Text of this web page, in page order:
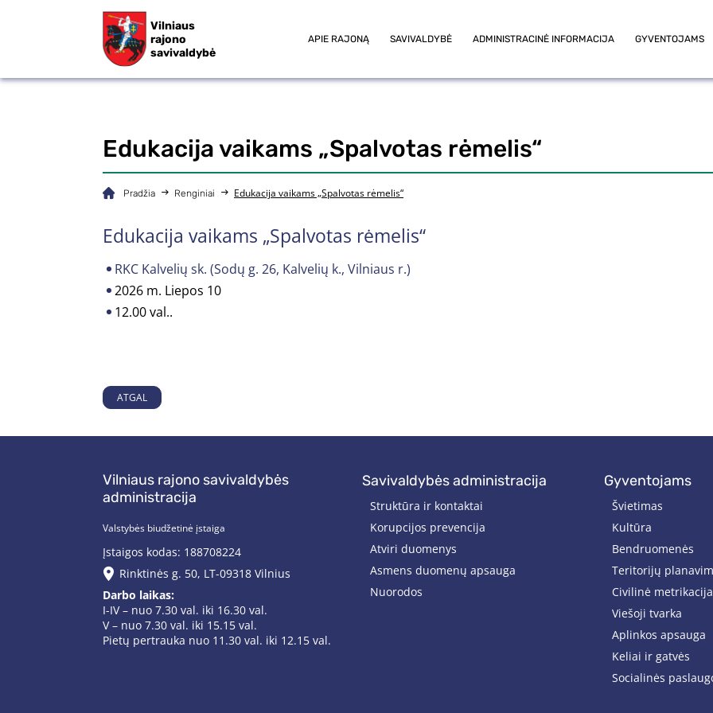
Vilniaus
rajono
savivaldybė
APIE RAJONĄ SAVIVALDYBĖ ADMINISTRACINĖ INFORMACIJA GYVENTOJAMS
Edukacija vaikams „Spalvotas rėmelis“
Pradžia Renginiai Edukacija vaikams „Spalvotas rėmelis“
Edukacija vaikams „Spalvotas rėmelis“
RKC Kalvelių sk. (Sodų g. 26, Kalvelių k., Vilniaus r.)
2026 m. Liepos 10
12.00 val..
ATGAL
Vilniaus rajono savivaldybės
administracija
Valstybės biudžetinė įstaiga
Įstaigos kodas: 188708224
Rinktinės g. 50, LT-09318 Vilnius
Darbo laikas:
I-IV – nuo 7.30 val. iki 16.30 val.
V – nuo 7.30 val. iki 15.15 val.
Pietų pertrauka nuo 11.30 val. iki 12.15 val.
savivaldybės administracija
Struktūra ir kontaktai
Korupcijos prevencija
Atviri duomenys
Asmens duomenų apsauga
Nuorodos
gyventojams
Švietimas
Kultūra
Bendruomenės
Teritorijų
Civilinė metrikacija
Viešoji tvarka
Aplinkos apsauga
Keliai ir gatvės
Socialinės